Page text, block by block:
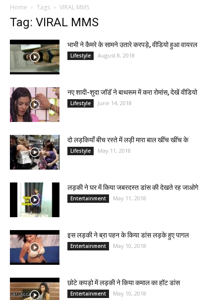
Home Tags VIRAL MMS
Tag: VIRAL MMS
भाभी ने कैमरे के सामने उतारे करपड़े, वीडियो हुआ वायरल
Lifestyle August 8, 2018
नए शादी-शुदा जॉडॅ ने बाथरूम में करा रोमांस, देखें वीडियो
Lifestyle June 14, 2018
दो लड़कियाँ बीच रस्ते में लड़ी मारा बाल खींच खींच के
Lifestyle May 11, 2018
लड़की ने घर में किया जबरदस्त डांस की देखते रह जाओगे
Entertainment May 11, 2018
इस लड़की ने ब्रा पहन के किया डांस लड़के हुए पागल
Entertainment May 10, 2018
छोटे कपड़ो में लड़की ने किया कमाल का हॉट डांस
Entertainment May 10, 2018